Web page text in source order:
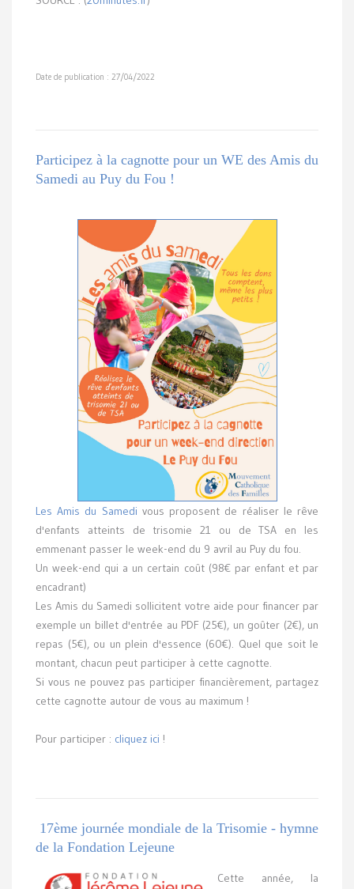
Date de publication : 27/04/2022
Participez à la cagnotte pour un WE des Amis du
Samedi au Puy du Fou !
Les Amis du Samedi vous proposent de réaliser le rêve
d'enfants atteints de trisomie 21 ou de TSA en les
emmenant passer le week-end du 9 avril au Puy du fou.
Un week-end qui a un certain coût (98€ par enfant et par
encadrant)
Les Amis du Samedi sollicitent votre aide pour financer par
exemple un billet d'entrée au PDF (25€), un goûter (2€), un
repas (5€), ou un plein d'essence (60€). Quel que soit le
montant, chacun peut participer à cette cagnotte.
Si vous ne pouvez pas participer financièrement, partagez
cette cagnotte autour de vous au maximum !
Pour participer : cliquez ici !
17ème journée mondiale de la Trisomie - hymne
de la Fondation Lejeune
Cette année, la